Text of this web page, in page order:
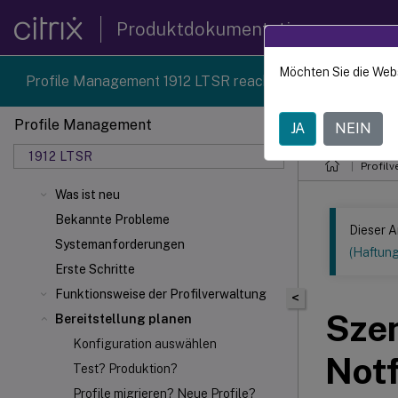
Produktdokumentation
Profile Management 1912 LTSR reached end-of-life on
Profile Management
1912 LTSR
Was ist neu
Bekannte Probleme
Systemanforderungen
Erste Schritte
Funktionsweise der Profilverwaltung
Bereitstellung planen
Konfiguration auswählen
Test? Produktion?
Profile migrieren? Neue Profile?
Dieser Inhalt
<
Dieser
Möchten Sie die
JA NEIN